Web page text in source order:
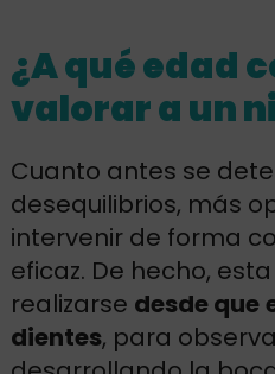
¿A qué edad
valorar a un
Cuanto antes se
desequilibrios, más
intervenir de forma
eficaz. De hecho,
realizarse desde que
dientes, para